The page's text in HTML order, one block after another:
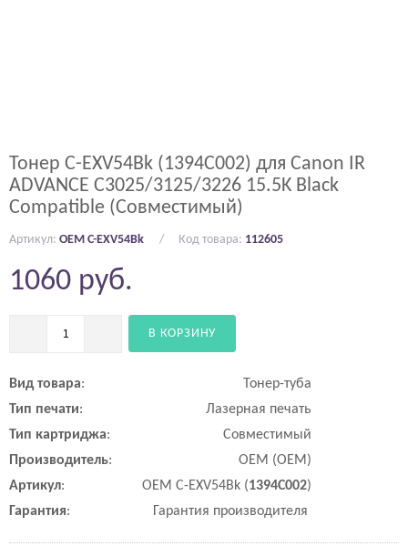
Тонер C-EXV54Bk (1394C002) для Canon IR
ADVANCE C3025/3125/3226 15.5K Black
Compatible (Совместимый)
Артикул: OEM C-EXV54Bk Код товара: 112605
Вид товара:
Тонер-туба
Тип печати:
Лазерная печать
Тип картриджа:
Совместимый
Производитель:
OEM (ОЕМ)
Артикул: OEM C-EXV54Bk (1394C002)
Гарантия: Гарантия производителя
1060 руб.
В КОРЗИНУ